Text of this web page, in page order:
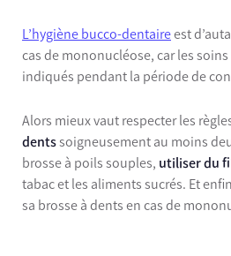
L’hygiène bucco-dentaireest
cas de mononucléose, car les
indiqués pendant la période de
Alors mieux vaut respecter les
dentssoigneusement au moins
brosse à poils souples, utiliser du
tabac et les aliments sucrés. Et
sa brosse à dents en cas de